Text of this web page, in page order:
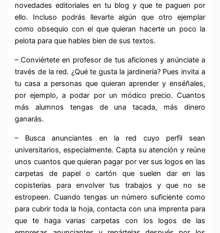
novedades editoriales en tu blog y que te paguen por
ello. Incluso podrás llevarte algún que otro ejemplar
como obsequio con el que quieran hacerte un poco la
pelota para que hables bien de sus textos.
– Conviértete en profesor de tus aficiones y anúnciate a
través de la red. ¿Qué te gusta la jardinería? Pues invita a
tu casa a personas que quieran aprender y enséñales,
por ejemplo, a podar por un módico precio. Cuantos
más alumnos tengas de una tacada, más dinero
ganarás.
– Busca anunciantes en la red cuyo perfil sean
universitarios, especialmente. Capta su atención y reúne
unos cuantos que quieran pagar por ver sus logos en las
carpetas de papel o cartón que suelen dar en las
copisterías para envolver tus trabajos y que no se
estropeen. Cuando tengas un número suficiente como
para cubrir toda la hoja, contacta con una imprenta para
que te haga varias carpetas con los logos de las